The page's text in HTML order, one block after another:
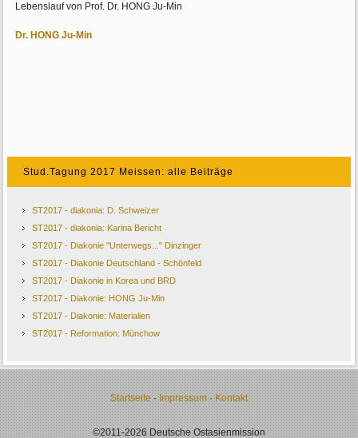
Lebenslauf von Prof. Dr. HONG Ju-Min
Dr. HONG Ju-Min
Stud.Tagung 2017 Meissen: alle Beiträge
ST2017 - diakonia: D. Schweizer
ST2017 - diakonia: Karina Bericht
ST2017 - Diakonie "Unterwegs..." Dinzinger
ST2017 - Diakonie Deutschland - Schönfeld
ST2017 - Diakonie in Korea und BRD
ST2017 - Diakonie: HONG Ju-Min
ST2017 - Diakonie: Materialien
ST2017 - Reformation: Münchow
Startseite·Impressum·Kontakt
©2011-2026 Deutsche Ostasienmission